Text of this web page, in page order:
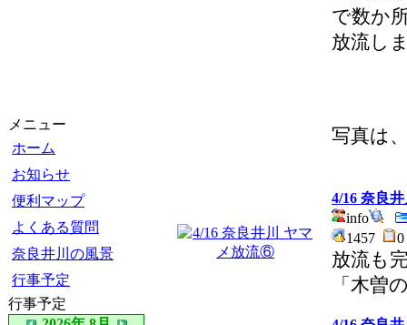
メニュー
ホーム
お知らせ
便利マップ
よくある質問
奈良井川の風景
行事予定
行事予定
で数か
放流し
写真は
4/16 奈良
info
1457
放流も
「木曽